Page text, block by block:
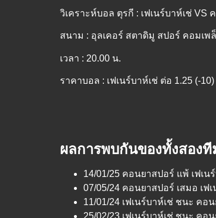
วิเคราะห์บอล ตุรกี : เฟเนร์บาห์เช่ VS
สนาม : อุลเคอร์ สตาดิมู สปอร์ คอมเพ
เวลา : 20.00 น.
ราคาบอล : เฟเนร์บาห์เช่ ต่อ 1.25 (-10)
ผลการพบกันของทั้งสองที
14/01/25 คอนยาสปอร์ แพ้ เฟเน
07/05/24 คอนยาสปอร์ เสมอ เฟ
11/01/24 เฟเนร์บาห์เช่ ชนะ คอ